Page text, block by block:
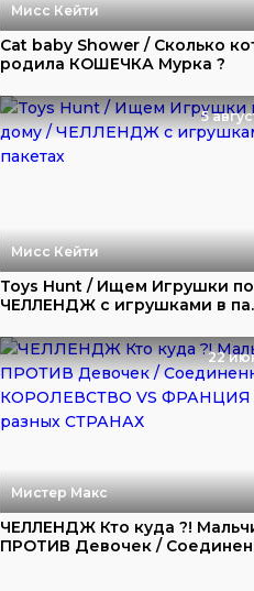
Мисс Кейти
Cat baby Shower / Сколько
родила КОШЕЧКА Мурка ?
5
Мисс Кейти
Toys Hunt / Ищем Игрушки
ЧЕЛЛЕНДЖ с игрушками в
22
Мистер Макс
ЧЕЛЛЕНДЖ Кто куда ?!
ПРОТИВ Девочек /